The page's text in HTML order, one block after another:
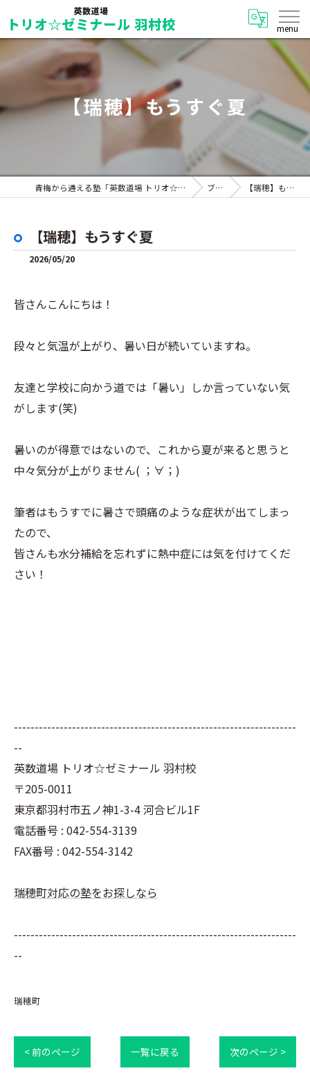
【瑞穂】もうすぐ夏
青梅から通える塾「英数道場 トリオ☆ゼミナール 羽村校」 ブログ 【瑞穂】もうすぐ夏
【瑞穂】もうすぐ夏
2026/05/20
皆さんこんにちは！
段々と気温が上がり、暑い日が続いていますね。
友達と学校に向かう道では「暑い」しか言っていない気
がします(笑)
暑いのが得意ではないので、これから夏が来ると思うと
中々気分が上がりません( ；∀；)
筆者はもうすでに暑さで頭痛のような症状が出てしまっ
たので、
皆さんも水分補給を忘れずに熱中症には気を付けてくだ
さい！
--------------------------------------------------------------------
--
英数道場 トリオ☆ゼミナール 羽村校
〒205-0011
東京都羽村市五ノ神1-3-4 河合ビル1F
電話番号 : 042-554-3139
FAX番号 : 042-554-3142
瑞穂町対応の塾をお探しなら
--------------------------------------------------------------------
--
瑞穂町
< 前のページ 一覧に戻る 次のページ >